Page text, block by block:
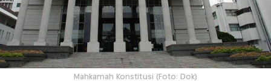
Mahkamah Konstitusi (Foto: Dok)